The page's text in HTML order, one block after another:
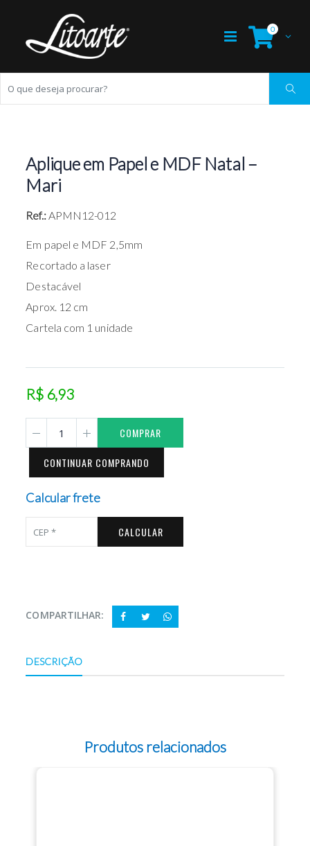
0
Aplique em Papel e MDF Natal –
Mari
Ref.:APMN12-012
Em papel e MDF 2,5mm
Recortado a laser
Destacável
Aprox. 12 cm
Cartela com 1 unidade
R$ 6,93
COMPRAR
CONTINUAR COMPRANDO
Calcular frete
CALCULAR
COMPARTILHAR:
DESCRIÇÃO
Produtos relacionados